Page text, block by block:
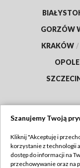
GORZÓW
KRAKÓW /
OPOLE
Abonament TVP
Szanujemy Twoją
Kliknij "Akceptuję i
korzystanie z technologii
dostęp do informacji na
przechowywanie oraz na